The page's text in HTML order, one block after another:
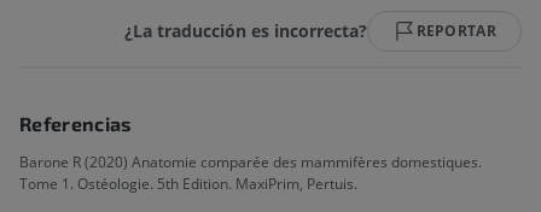
¿La traducción es incorrecta? REPORTAR
Referencias
Barone R (2020) Anatomie comparée des mammifères domestiques.
Tome 1. Ostéologie. 5th Edition. MaxiPrim, Pertuis.